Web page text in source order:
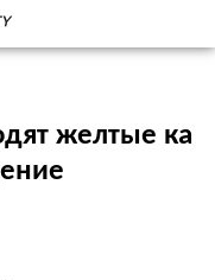
желтые ка